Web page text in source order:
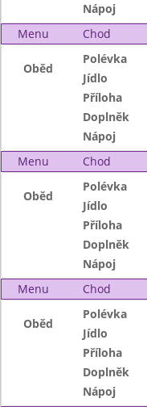
Nápoj
Menu
Chod
Oběd
Polévka
Jídlo
Příloha
Doplněk
Nápoj
Menu
Chod
Oběd
Polévka
Jídlo
Příloha
Doplněk
Nápoj
Menu
Chod
Oběd
Polévka
Jídlo
Příloha
Doplněk
Nápoj